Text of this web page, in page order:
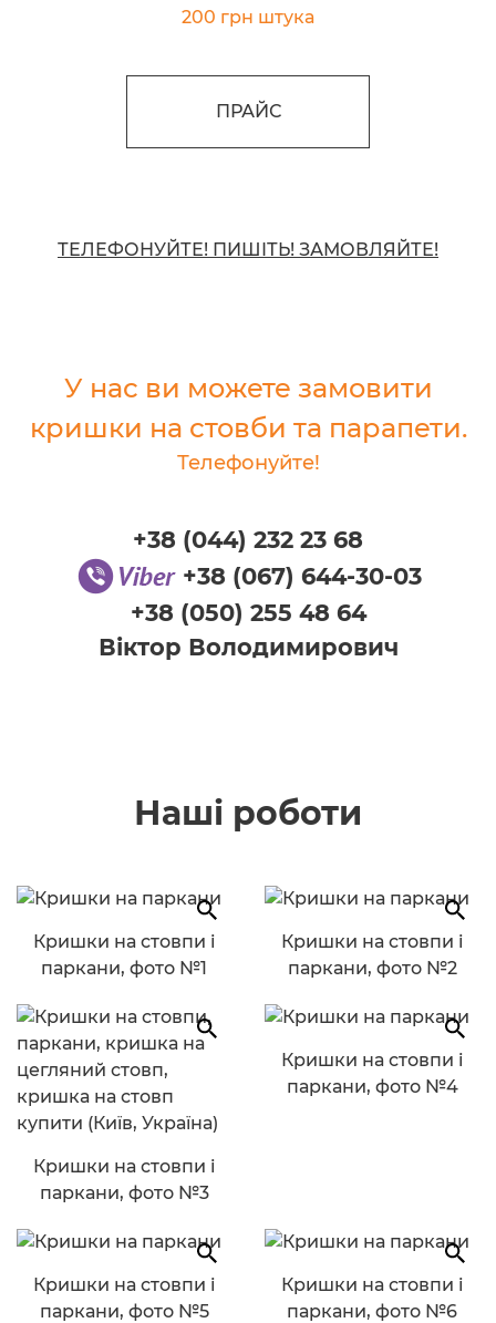
200 грн штука
ПРАЙС
ТЕЛЕФОНУЙТЕ! ПИШІТЬ! ЗАМОВЛЯЙТЕ!
У нас ви можете замовити
кришки на стовби та парапети.
Телефонуйте!
+38 (044) 232 23 68
+38 (067) 644-30-03
+38 (050) 255 48 64
Віктор Володимирович
Наші роботи
Кришки на стовпи і
паркани, фото №1
Кришки на стовпи і
паркани, фото №2
Кришки на стовпи і
паркани, фото №3
Кришки на стовпи і
паркани, фото №4
Кришки на стовпи і
паркани, фото №5
Кришки на стовпи і
паркани, фото №6